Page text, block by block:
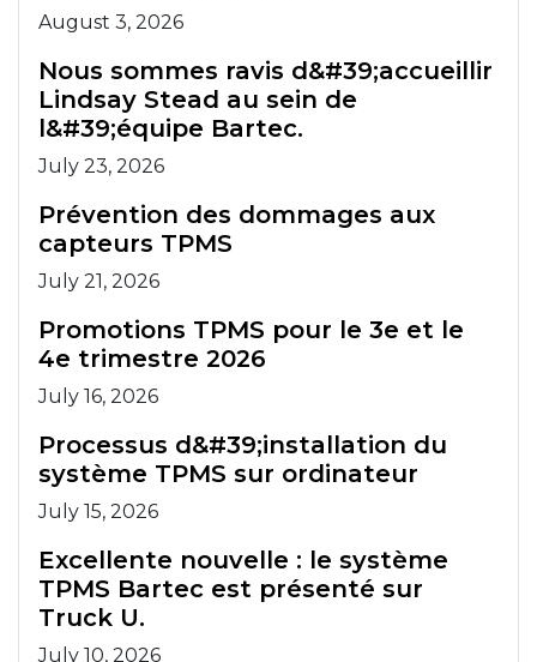
August 3, 2026
Nous sommes ravis d&#39;accueillir
Lindsay Stead au sein de
l&#39;équipe Bartec.
July 23, 2026
Prévention des dommages aux
capteurs TPMS
July 21, 2026
Promotions TPMS pour le 3e et le
4e trimestre 2026
July 16, 2026
Processus d&#39;installation du
système TPMS sur ordinateur
July 15, 2026
Excellente nouvelle : le système
TPMS Bartec est présenté sur
Truck U.
July 10, 2026